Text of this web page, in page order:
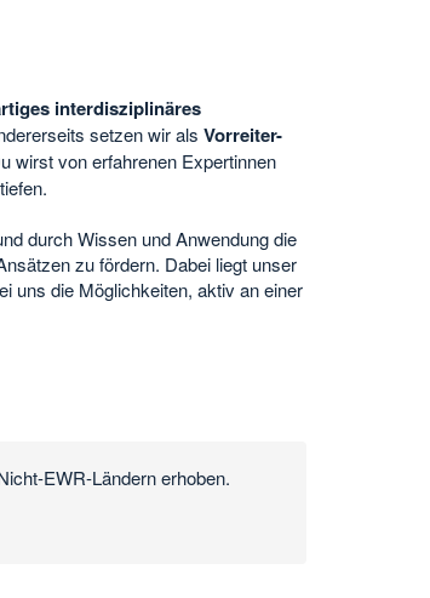
interdisziplinäres
setzen wir als Vorreiter-
wirst von erfahrenen Expertinnen
durch Wissen und Anwendung die
zu fördern. Dabei liegt unser
uns die Möglichkeiten, aktiv an einer
EWR-Ländern erhoben.